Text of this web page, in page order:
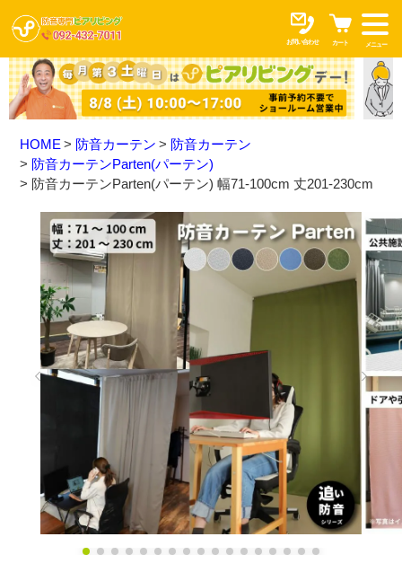
お問い合わせ カート メニュー
HOME 防音カーテン
防音カーテン
防音カーテンParten(パーテン)
防音カーテンParten(パーテン) 幅71-100cm 丈201-230cm